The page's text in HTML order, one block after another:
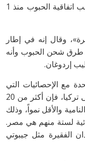
87 سفينة غادرت الموانئ الأوكرانية بموجب اتفاقية الحبوب منذ 1
وقال إنه في إطار
طرق شحن الحبوب وأنه
إردوغان.
مع الإحصائيات التي
عبر عنها بوتين. باستثناء تلك التي تصل إلى تركيا، فإن أكثر من 20
والأقل نمواً، وذلك
لستة منهم هي مصر.
الفقيرة مثل جيبوتي